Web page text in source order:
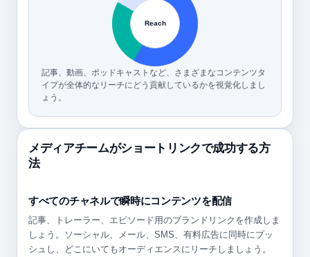
Reach
記事、動画、ポッドキャストなど、さまざまなコンテンツタ
イプが全体的なリーチにどう貢献しているかを視覚化しまし
ょう。
メディアチームがショートリンクで成功する方
法
すべてのチャネルで瞬時にコンテンツを配信
記事、トレーラー、エピソード用のブランドリンクを作成しま
しょう。ソーシャル、メール、SMS、有料広告に同時にプッ
シュし、どこにいてもオーディエンスにリーチしましょう。